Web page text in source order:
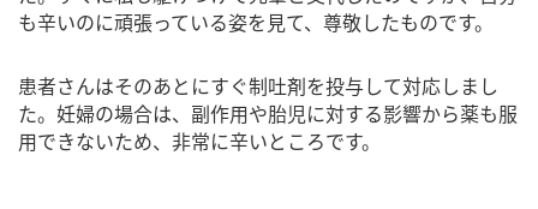
も辛いのに頑張っている姿を見て、尊敬したものです。
患者さんはそのあとにすぐ制吐剤を投与して対応しまし
た。妊婦の場合は、副作用や胎児に対する影響から薬も服
用できないため、非常に辛いところです。